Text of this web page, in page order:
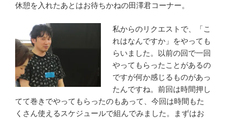
休憩を入れたあとはお待ちかねの田澤君コーナー。
私からのリクエストで、「こ
れはなんですか」をやっても
らいました。以前の回で一回
やってもらったことがあるの
ですが何か感じるものがあっ
たんですね。前回は時間押し
てて巻きでやってもらったのもあって、今回は時間もた
くさん使えるスケジュールで組んでみました。まずはお